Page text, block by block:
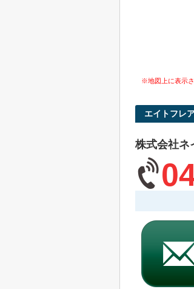
※地図上に表示
エイトフレ
株式会社ネ